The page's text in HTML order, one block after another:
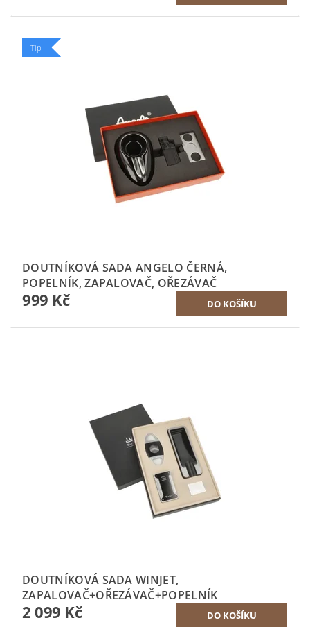
Tip
DOUTNÍKOVÁ SADA ANGELO ČERNÁ,
POPELNÍK, ZAPALOVAČ, OŘEZÁVAČ
999 Kč
DOUTNÍKOVÁ SADA WINJET,
ZAPALOVAČ+OŘEZÁVAČ+POPELNÍK
2 099 Kč